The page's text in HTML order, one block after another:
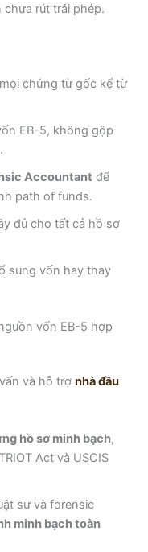
chưa rút trái phép.
chứng từ gốc kể từ
EB-5, không gộp
Accountant để
path of funds.
đủ cho tất cả hồ sơ
sung vốn hay thay
vốn EB-5 hợp
và hỗ trợnhà đầu
hồ sơ minh bạch,
Act và USCIS
sư và forensic
minh bạch toàn